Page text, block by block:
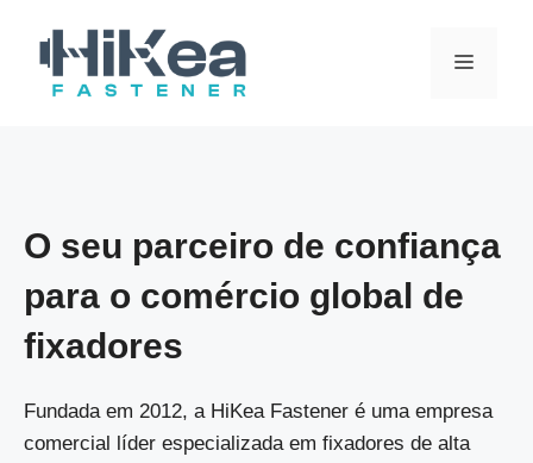
MENU
O seu parceiro de confiança
para o comércio global de
fixadores
Fundada em 2012, a HiKea Fastener é uma empresa
comercial líder especializada em fixadores de alta